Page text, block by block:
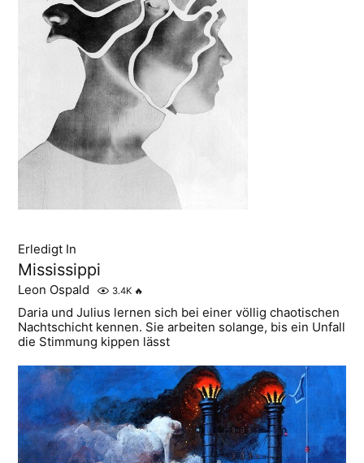
Erledigt In
Mississippi
Leon Ospald 3.4K 🔥
Daria und Julius lernen sich bei einer völlig chaotischen
Nachtschicht kennen. Sie arbeiten solange, bis ein Unfall
die Stimmung kippen lässt